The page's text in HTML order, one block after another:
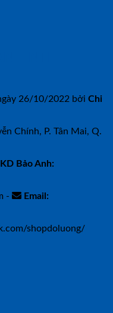
26/10/2022 bởi Chi
Chính, P. Tân Mai, Q.
Bảo Anh:
-
Email:
shopdoluong/